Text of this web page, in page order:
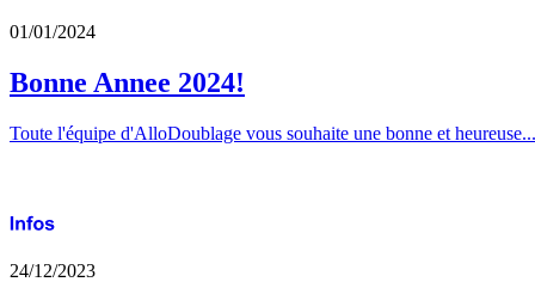
01/01/2024
Bonne Annee 2024!
Toute l'équipe d'AlloDoublage vous souhaite une bonne et heureuse...
24/12/2023